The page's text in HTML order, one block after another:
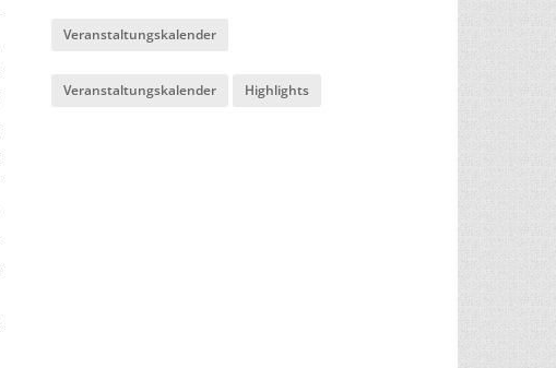
Veranstaltungskalender
Veranstaltungskalender Highlights